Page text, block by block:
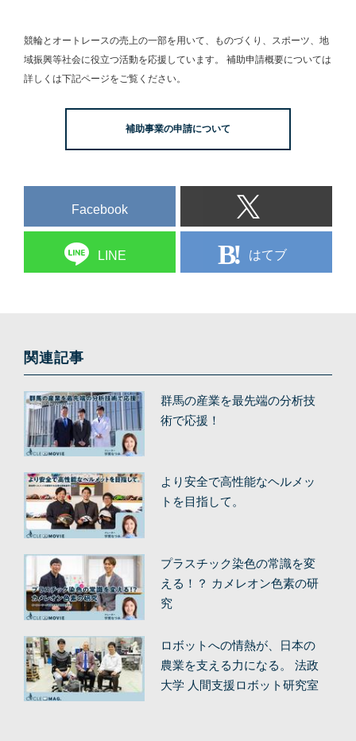
競輪とオートレースの売上の一部を用いて、
ものづくり、スポーツ、地
域振興等社会に役立つ活動を応援しています。
補助申請概要については
詳しくは下記ページをご覧ください。
補助事業の申請について
Facebook
LINE はてブ
関連記事
群馬の産業を最先端の分析技
術で応援！
より安全で高性能なヘルメッ
トを目指して。
プラスチック染色の常識を変
える！？ カメレオン色素の研
究
ロボットへの情熱が、日本の
農業を支える力になる。 法政
大学 人間支援ロボット研究室